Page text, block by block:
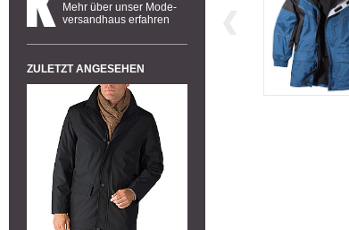
Mehr über unser Mode-
versandhaus erfahren
ZULETZT ANGESEHEN